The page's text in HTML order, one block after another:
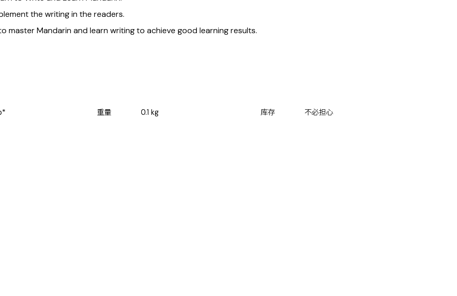
the writing in the readers.
master Mandarin and learn writing to achieve good learning results.
重量 0.1 kg 库存 不必担心